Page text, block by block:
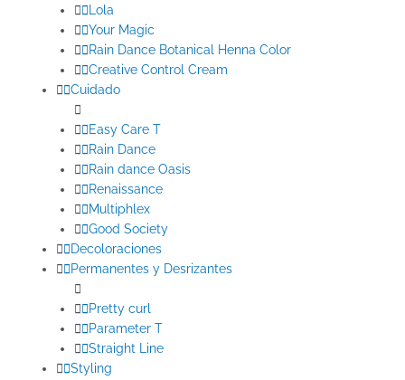
Lola
Your Magic
Rain Dance Botanical Henna Color
Creative Control Cream
Cuidado
Easy Care T
Rain Dance
Rain dance Oasis
Renaissance
Multiphlex
Good Society
Decoloraciones
Permanentes y Desrizantes
Pretty curl
Parameter T
Straight Line
Styling